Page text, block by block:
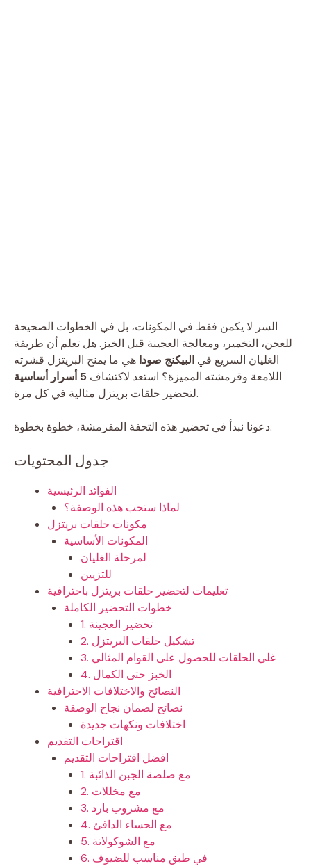
السر لا يكمن فقط في المكونات، بل في الخطوات الصحيحة
للعجن، التخمير، ومعالجة العجينة قبل الخبز. هل تعلم أن طريقة
الغليان السريع في البيكنج صودا هي ما يمنح البريتزل قشرته
اللامعة وقرمشته المميزة؟ استعد لاكتشاف 5 أسرار أساسية
لتحضير حلقات بريتزل مثالية في كل مرة.
دعونا نبدأ في تحضير هذه التحفة المقرمشة، خطوة بخطوة.
جدول المحتويات
الفوائد الرئيسية
لماذا ستحب هذه الوصفة؟
مكونات حلقات بريتزل
المكونات الأساسية
لمرحلة الغليان
للتزيين
تعليمات لتحضير حلقات بريتزل باحترافية
خطوات التحضير الكاملة
1. تحضير العجينة
2. تشكيل حلقات البريتزل
3. غلي الحلقات للحصول على القوام المثالي
4. الخبز حتى الكمال
النصائح والاختلافات الاحترافية
نصائح لضمان نجاح الوصفة
اختلافات ونكهات جديدة
اقتراحات التقديم
افضل اقتراحات التقديم
1. مع صلصة الجبن الذائبة
2. مع مخللات
3. مع مشروب بارد
4. مع الحساء الدافئ
5. مع الشوكولاتة
6. في طبق مناسب للضيوف